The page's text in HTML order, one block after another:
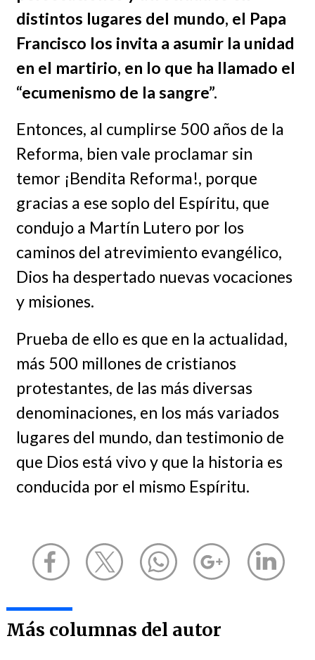
distintos lugares del mundo, el Papa
Francisco los invita a asumir la unidad
en el martirio, en lo que ha llamado el
“ecumenismo de la sangre”.
Entonces, al cumplirse 500 años de la
Reforma, bien vale proclamar sin
temor ¡Bendita Reforma!, porque
gracias a ese soplo del Espíritu, que
condujo a Martín Lutero por los
caminos del atrevimiento evangélico,
Dios ha despertado nuevas vocaciones
y misiones.
Prueba de ello es que en la actualidad,
más 500 millones de cristianos
protestantes, de las más diversas
denominaciones, en los más variados
lugares del mundo, dan testimonio de
que Dios está vivo y que la historia es
conducida por el mismo Espíritu.
Más columnas del autor